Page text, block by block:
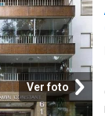
Ver foto